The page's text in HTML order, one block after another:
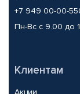
+7 949 00-00-
Пн-Вс с 9.00 до
Клиентам
Акции